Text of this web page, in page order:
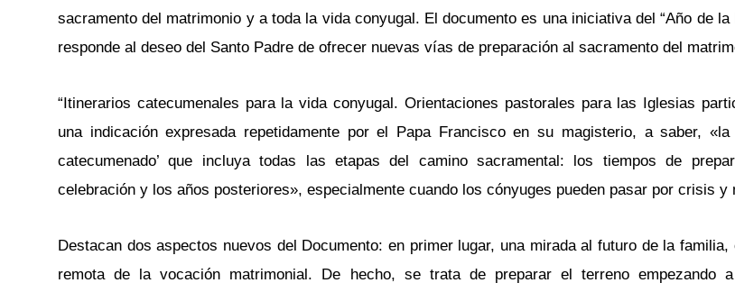
sacramento del matrimonio y a toda la vida conyugal. El documento es una iniciativa del “Año de la
responde al deseo del Santo Padre de ofrecer nuevas vías de preparación al sacramento del
“Itinerarios catecumenales para la vida conyugal. Orientaciones pastorales para las Iglesias
una indicación expresada repetidamente por el Papa Francisco en su magisterio, a saber, «la
catecumenado’ que incluya todas las etapas del camino sacramental: los tiempos de
celebración y los años posteriores», especialmente cuando los cónyuges pueden pasar por crisis y
Destacan dos aspectos nuevos del Documento: en primer lugar, una mirada al futuro de la
remota de la vocación matrimonial. De hecho, se trata de preparar el terreno empezando